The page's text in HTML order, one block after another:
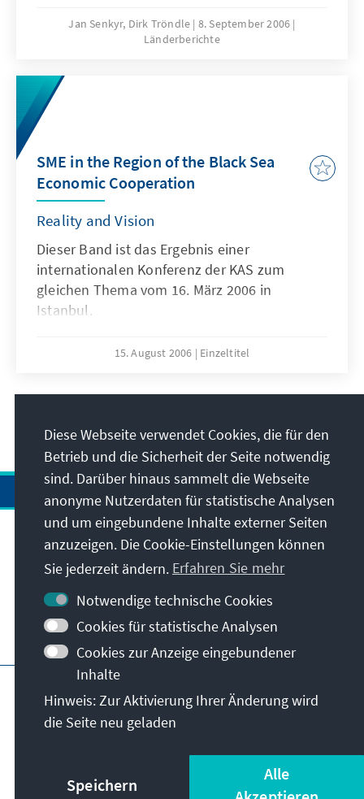
Regierungspartei AKP die Bedeutung der
Türkei für Sicherheit und Stabilität in der
Generalstabschef im Amt. Diskussionen um
Änderungen des Wahlrechts.
Jan Senkyr, Dirk Tröndle 8. September 2006
Länderberichte
SME in the Region of the Black Sea
Economic Cooperation
Reality and Vision
Dieser Band ist das Ergebnis einer
internationalen Konferenz der KAS zum
gleichen Thema vom 16. März 2006 in
Istanbul.
15. August 2006 Einzeltitel
Anschrift
Kontakt
Besuchen Sie auch
Hauptseite der KAS
Nutzungsbedingungen
Erklärung zur Barrierefreiheit
© Konrad-Adenauer-Stiftung e.V. 2026
Diese Webseite verwendet Cookies, die für den
Betrieb und die Sicherheit der Seite notwendig
sind. Darüber hinaus sammelt die Webseite
anonyme Nutzerdaten für statistische Analysen
und um eingebundene Inhalte externer Seiten
anzuzeigen. Die Cookie-Einstellungen können
Sie jederzeit ändern. Erfahren Sie mehr
Notwendige technische Cookies
Cookies für statistische Analysen
Cookies zur Anzeige eingebundener
Inhalte
Hinweis: Zur Aktivierung Ihrer Änderung wird
die Seite neu geladen
Speichern
Alle